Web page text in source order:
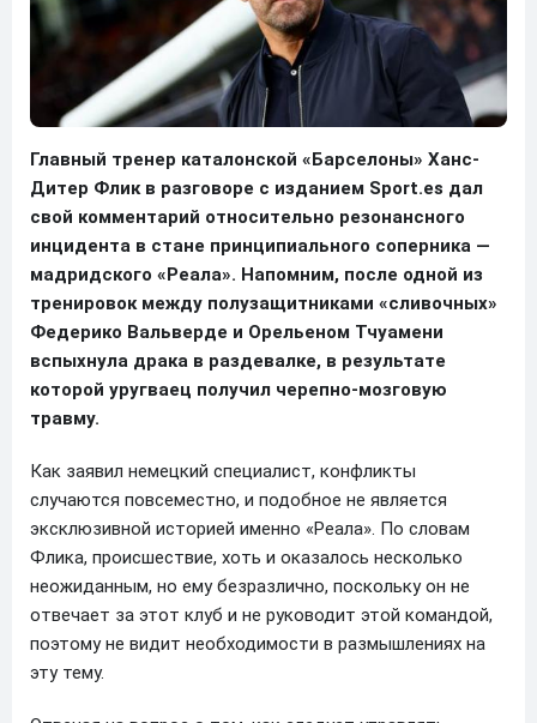
Главный тренер каталонской «Барселоны» Ханс-
Дитер Флик в разговоре с изданием Sport.es дал
свой комментарий относительно резонансного
инцидента в стане принципиального соперника —
мадридского «Реала». Напомним, после одной из
тренировок между полузащитниками «сливочных»
Федерико Вальверде и Орельеном Тчуамени
вспыхнула драка в раздевалке, в результате
которой уругваец получил черепно-мозговую
травму.
Как заявил немецкий специалист, конфликты
случаются повсеместно, и подобное не является
эксклюзивной историей именно «Реала». По словам
Флика, происшествие, хоть и оказалось несколько
неожиданным, но ему безразлично, поскольку он не
отвечает за этот клуб и не руководит этой командой,
поэтому не видит необходимости в размышлениях на
эту тему.